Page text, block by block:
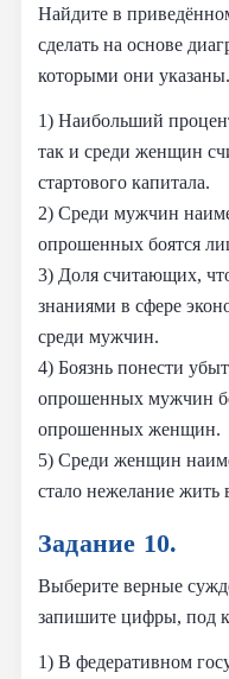
Найдите в
сделать на основе
которыми они указаны.
1) Наибольший
так и среди женщин
стартового капитала.
2) Среди мужчин
опрошенных боятся
3) Доля считающих,
знаниями в сфере
среди мужчин.
4) Боязнь понести
опрошенных мужчин
опрошенных женщин.
5) Среди женщин
стало нежелание жить
Задание 10.
Выберите верные
запишите цифры, под
1) В федеративном